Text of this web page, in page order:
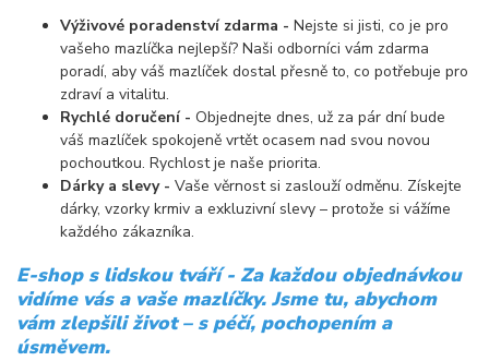
Výživové poradenství zdarma - Nejste si jisti, co je pro
vašeho mazlíčka nejlepší? Naši odborníci vám zdarma
poradí, aby váš mazlíček dostal přesně to, co potřebuje pro
zdraví a vitalitu.
Rychlé doručení - Objednejte dnes, už za pár dní bude
váš mazlíček spokojeně vrtět ocasem nad svou novou
pochoutkou. Rychlost je naše priorita.
Dárky a slevy - Vaše věrnost si zaslouží odměnu. Získejte
dárky, vzorky krmiv a exkluzivní slevy – protože si vážíme
každého zákazníka.
E-shop s lidskou tváří - Za každou objednávkou
vidíme vás a vaše mazlíčky. Jsme tu, abychom
vám zlepšili život – s péčí, pochopením a
úsměvem.